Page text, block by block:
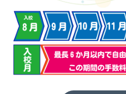
お支払方法について
料金シミュレーション